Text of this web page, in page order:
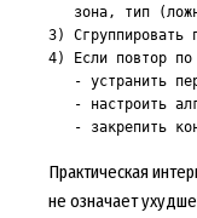
зона, тип
3) Сгруппировать
4) Если повтор по
- устранить
- настроить
Практическая
не означает